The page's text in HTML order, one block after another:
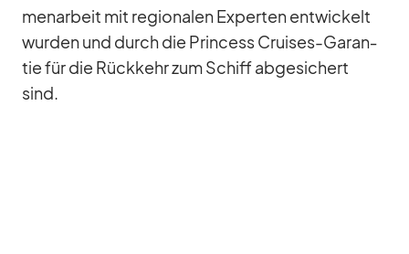
men­ar­beit mit re­gio­na­len Ex­per­ten ent­wi­ckelt
wur­den und durch die Prin­cess Crui­ses-Ga­ran­
tie für die Rück­kehr zum Schiff ab­ge­si­chert
sind.